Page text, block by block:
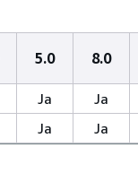
5.0 8.0
Ja Ja
Ja Ja